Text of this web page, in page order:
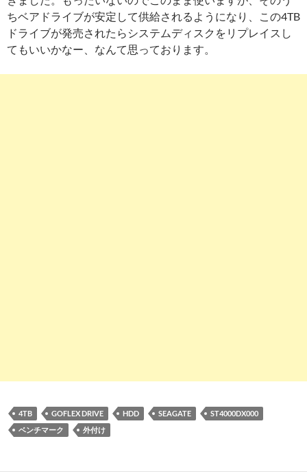
ちベアドライブが安定して供給されるようになり、この4TB
ドライブが発売されたらシステムディスクをリプレイスし
てもいいかなー、なんて思っております。
4TB GOFLEX DRIVE HDD SEAGATE
ST4000DX000
ベンチマーク
外付け